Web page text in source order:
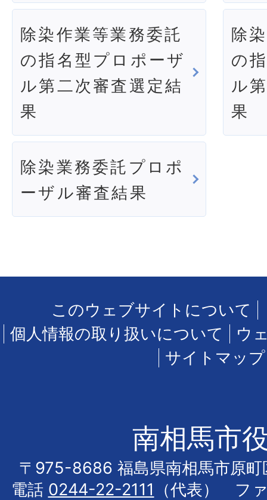
除染作業等業務委託
の指名型プロポーザ
ル第二次審査選定結
果
除
の
ル
果
除染業務委託プロポ
ーザル審査結果
このウェブサイトについて
個人情報の取り扱いについて
ウ
サイトマップ
南相馬市
〒975-8686 福島県南相馬市原町
電話 0244-22-2111
（代表） フ